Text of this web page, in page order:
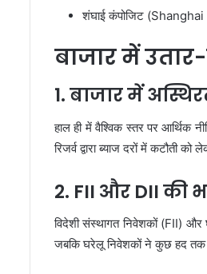
शंघाई कंपोजिट
बाजार में
1. बाजार में
हाल ही में वैश्विक स्तर पर आर्थिक
रिजर्व द्वारा ब्याज दरों में कटौती
2. FII और DII की
विदेशी संस्थागत निवेशकों (FII) और
जबकि घरेलू निवेशकों ने कुछ हद तक